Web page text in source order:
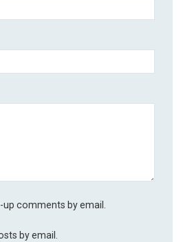
comments by email.
by email.